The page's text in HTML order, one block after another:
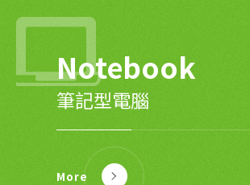
Notebook
筆記型電腦
More
Motherboard &
VGA Card
主機板及顯示卡
Power Supply
電源供應器
More
Home
Application
智慧家庭
Power tool
電動工具
More
Battery
Management
System
電池管理系統
LCD Monitor &
TV
液晶顯示器及電視